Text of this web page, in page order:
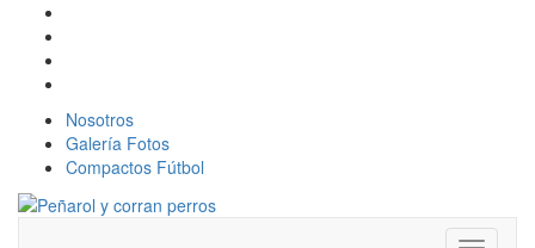
Nosotros
Galería Fotos
Compactos Fútbol